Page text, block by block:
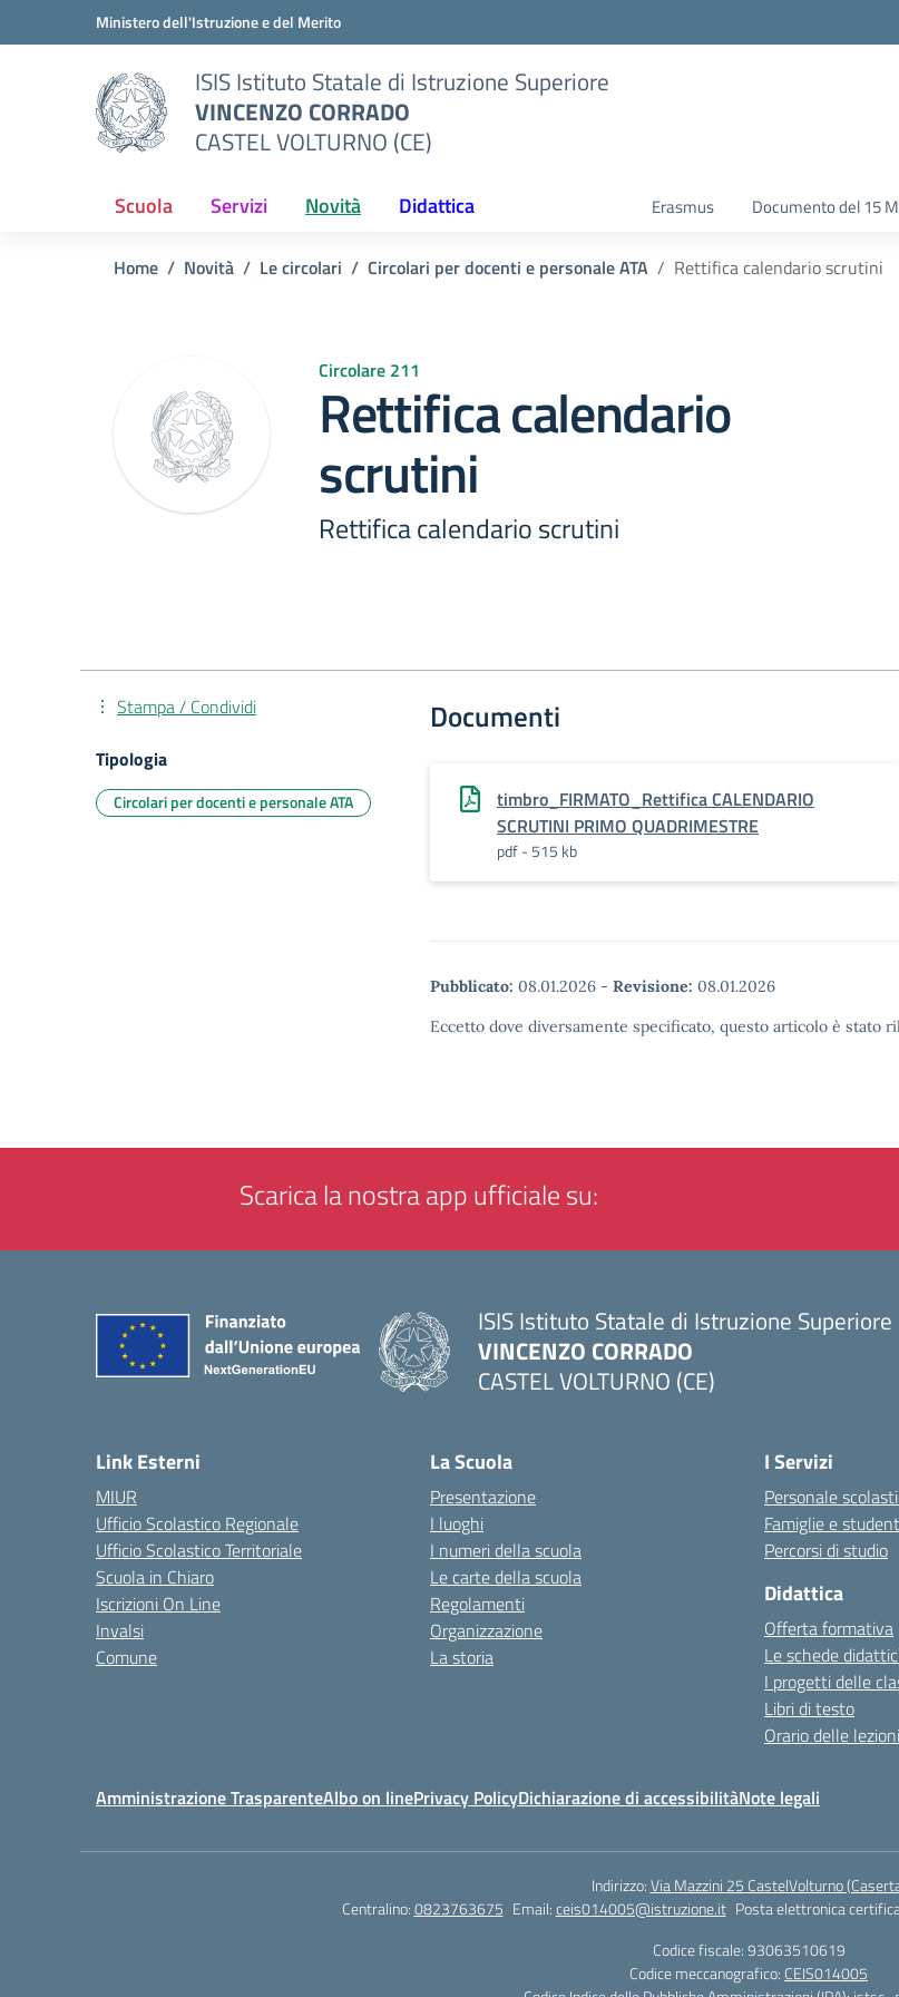
Vai ai contenuti
Vai al menu di navigazioneMinistero dell'Istruzione e del Merito
ISIS Istituto Statale di Istruzione Superiore
VINCENZO CORRADO
CASTEL VOLTURNO (CE)
Scuola Servizi Novità Didattica Erasmus Documento del 15
Home Novità Le circolari Circolari per docenti e personale ATA Rettifica calendario scrutini
Circolare 211
Rettifica calendario
scrutini
Rettifica calendario scrutini
Documenti
timbro_FIRMATO_Rettifica CALENDARIO
SCRUTINI PRIMO QUADRIMESTRE
pdf - 515 kb
Pubblicato: 08.01.2026 - Revisione: 08.01.2026
Eccetto dove diversamente specificato, questo articolo è stato
Stampa / Condividi
Tipologia
Circolari per docenti e personale ATA
Scarica la nostra app ufficiale su:
ISIS Istituto Statale di Istruzione Superiore
VINCENZO CORRADO
CASTEL VOLTURNO (CE)
Link Esterni
MIUR
Ufficio Scolastico Regionale
Ufficio Scolastico Territoriale
Scuola in Chiaro
Iscrizioni On Line
Invalsi
Comune
La Scuola
Presentazione
I luoghi
I numeri della scuola
Le carte della scuola
Regolamenti
Organizzazione
La storia
I Servizi
Personale
Famiglie e
Percorsi di studio
Didattica
Offerta formativa
Le schede
I progetti delle
Libri di testo
Orario delle lezioni
Amministrazione TrasparenteAlbo on linePrivacy PolicyDichiarazione di accessibilitàNote legali
Indirizzo:Via Mazzini 25 CastelVolturno
Centralino:0823763675 Email:ceis014005@istruzione.it Posta elettronica
Codice fiscale: 93063510619
Codice meccanografico: CEIS014005